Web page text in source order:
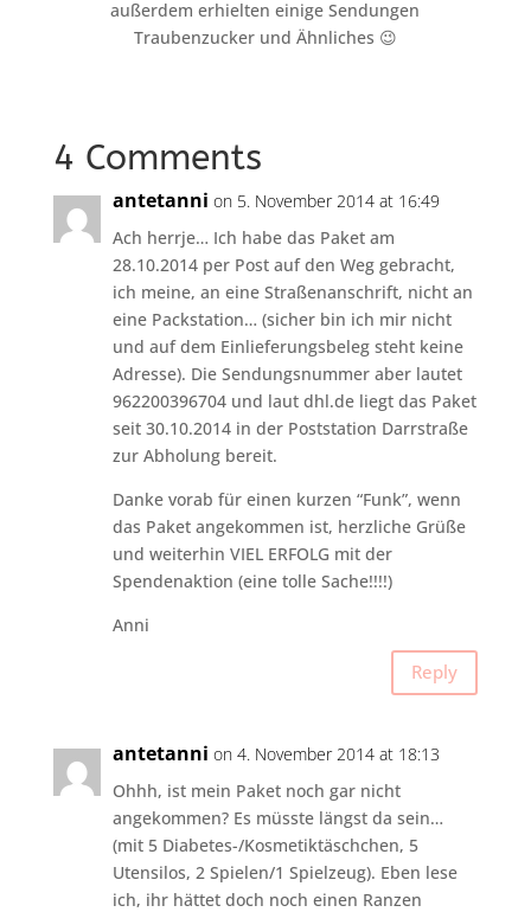
außerdem erhielten einige Sendungen
Traubenzucker und Ähnliches 😉
4 Comments
antetanni on 5. November 2014 at 16:49
Ach herrje… Ich habe das Paket am
28.10.2014 per Post auf den Weg gebracht,
ich meine, an eine Straßenanschrift, nicht an
eine Packstation… (sicher bin ich mir nicht
und auf dem Einlieferungsbeleg steht keine
Adresse). Die Sendungsnummer aber lautet
962200396704 und laut dhl.de liegt das Paket
seit 30.10.2014 in der Poststation Darrstraße
zur Abholung bereit.
Danke vorab für einen kurzen “Funk”, wenn
das Paket angekommen ist, herzliche Grüße
und weiterhin VIEL ERFOLG mit der
Spendenaktion (eine tolle Sache!!!!)
Anni
Reply
antetanni on 4. November 2014 at 18:13
Ohhh, ist mein Paket noch gar nicht
angekommen? Es müsste längst da sein…
(mit 5 Diabetes-/Kosmetiktäschchen, 5
Utensilos, 2 Spielen/1 Spielzeug). Eben lese
ich, ihr hättet doch noch einen Ranzen